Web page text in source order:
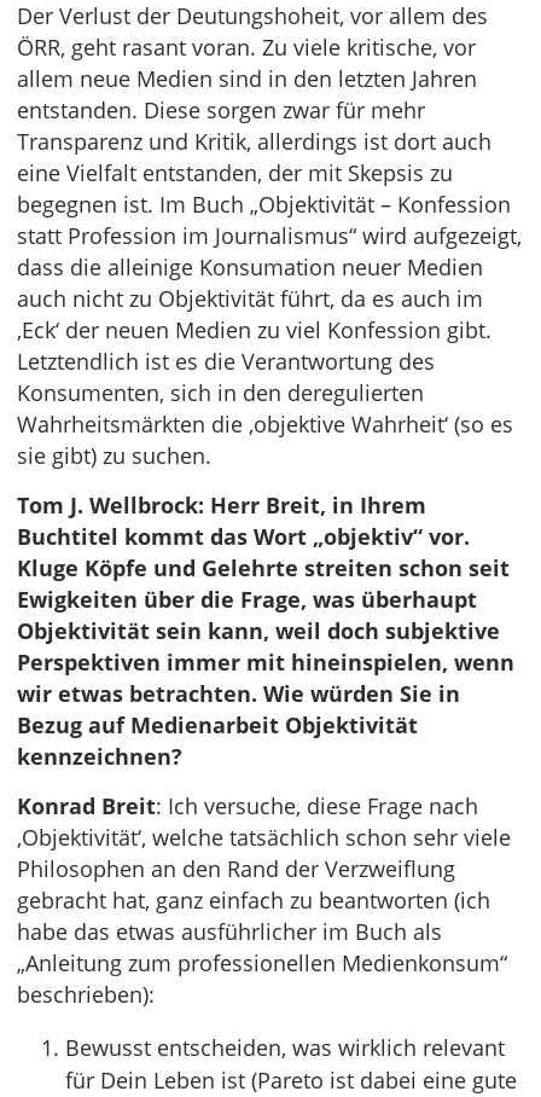
Der Verlust der Deutungshoheit, vor allem des
ÖRR, geht rasant voran. Zu viele kritische, vor
allem neue Medien sind in den letzten Jahren
entstanden. Diese sorgen zwar für mehr
Transparenz und Kritik, allerdings ist dort auch
eine Vielfalt entstanden, der mit Skepsis zu
begegnen ist. Im Buch „Objektivität – Konfession
statt Profession im Journalismus“ wird aufgezeigt,
dass die alleinige Konsumation neuer Medien
auch nicht zu Objektivität führt, da es auch im
‚Eck‘ der neuen Medien zu viel Konfession gibt.
Letztendlich ist es die Verantwortung des
Konsumenten, sich in den deregulierten
Wahrheitsmärkten die ‚objektive Wahrheit‘ (so es
sie gibt) zu suchen.
Tom J. Wellbrock: Herr Breit, in Ihrem
Buchtitel kommt das Wort „objektiv“ vor.
Kluge Köpfe und Gelehrte streiten schon seit
Ewigkeiten über die Frage, was überhaupt
Objektivität sein kann, weil doch subjektive
Perspektiven immer mit hineinspielen, wenn
wir etwas betrachten. Wie würden Sie in
Bezug auf Medienarbeit Objektivität
kennzeichnen?
Konrad Breit: Ich versuche, diese Frage nach
‚Objektivität‘, welche tatsächlich schon sehr viele
Philosophen an den Rand der Verzweiflung
gebracht hat, ganz einfach zu beantworten (ich
habe das etwas ausführlicher im Buch als
„Anleitung zum professionellen Medienkonsum“
beschrieben):
Bewusst entscheiden, was wirklich relevant
für Dein Leben ist (Pareto ist dabei eine gute